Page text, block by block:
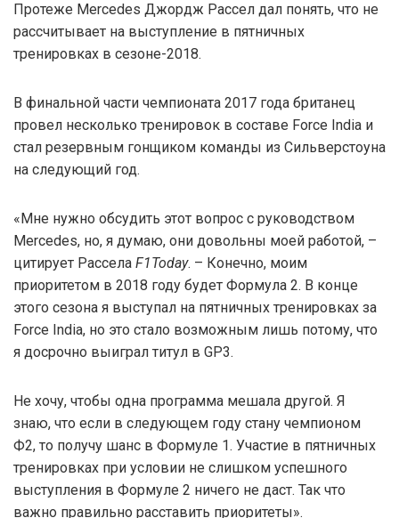
Протеже Mercedes Джордж Рассел дал понять, что не
рассчитывает на выступление в пятничных
тренировках в сезоне-2018.
В финальной части чемпионата 2017 года британец
провел несколько тренировок в составе Force India и
стал резервным гонщиком команды из Сильверстоуна
на следующий год.
«Мне нужно обсудить этот вопрос с руководством
Mercedes, но, я думаю, они довольны моей работой, –
цитирует Рассела F1Today. – Конечно, моим
приоритетом в 2018 году будет Формула 2. В конце
этого сезона я выступал на пятничных тренировках за
Force India, но это стало возможным лишь потому, что
я досрочно выиграл титул в GP3.
Не хочу, чтобы одна программа мешала другой. Я
знаю, что если в следующем году стану чемпионом
Ф2, то получу шанс в Формуле 1. Участие в пятничных
тренировках при условии не слишком успешного
выступления в Формуле 2 ничего не даст. Так что
важно правильно расставить приоритеты».